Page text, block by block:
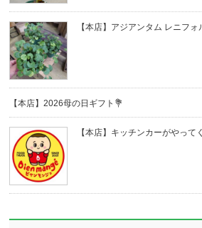
【本店】アジアンタム レニフ
【本店】2026母の日ギフト💐
【本店】キッチンカーがやって